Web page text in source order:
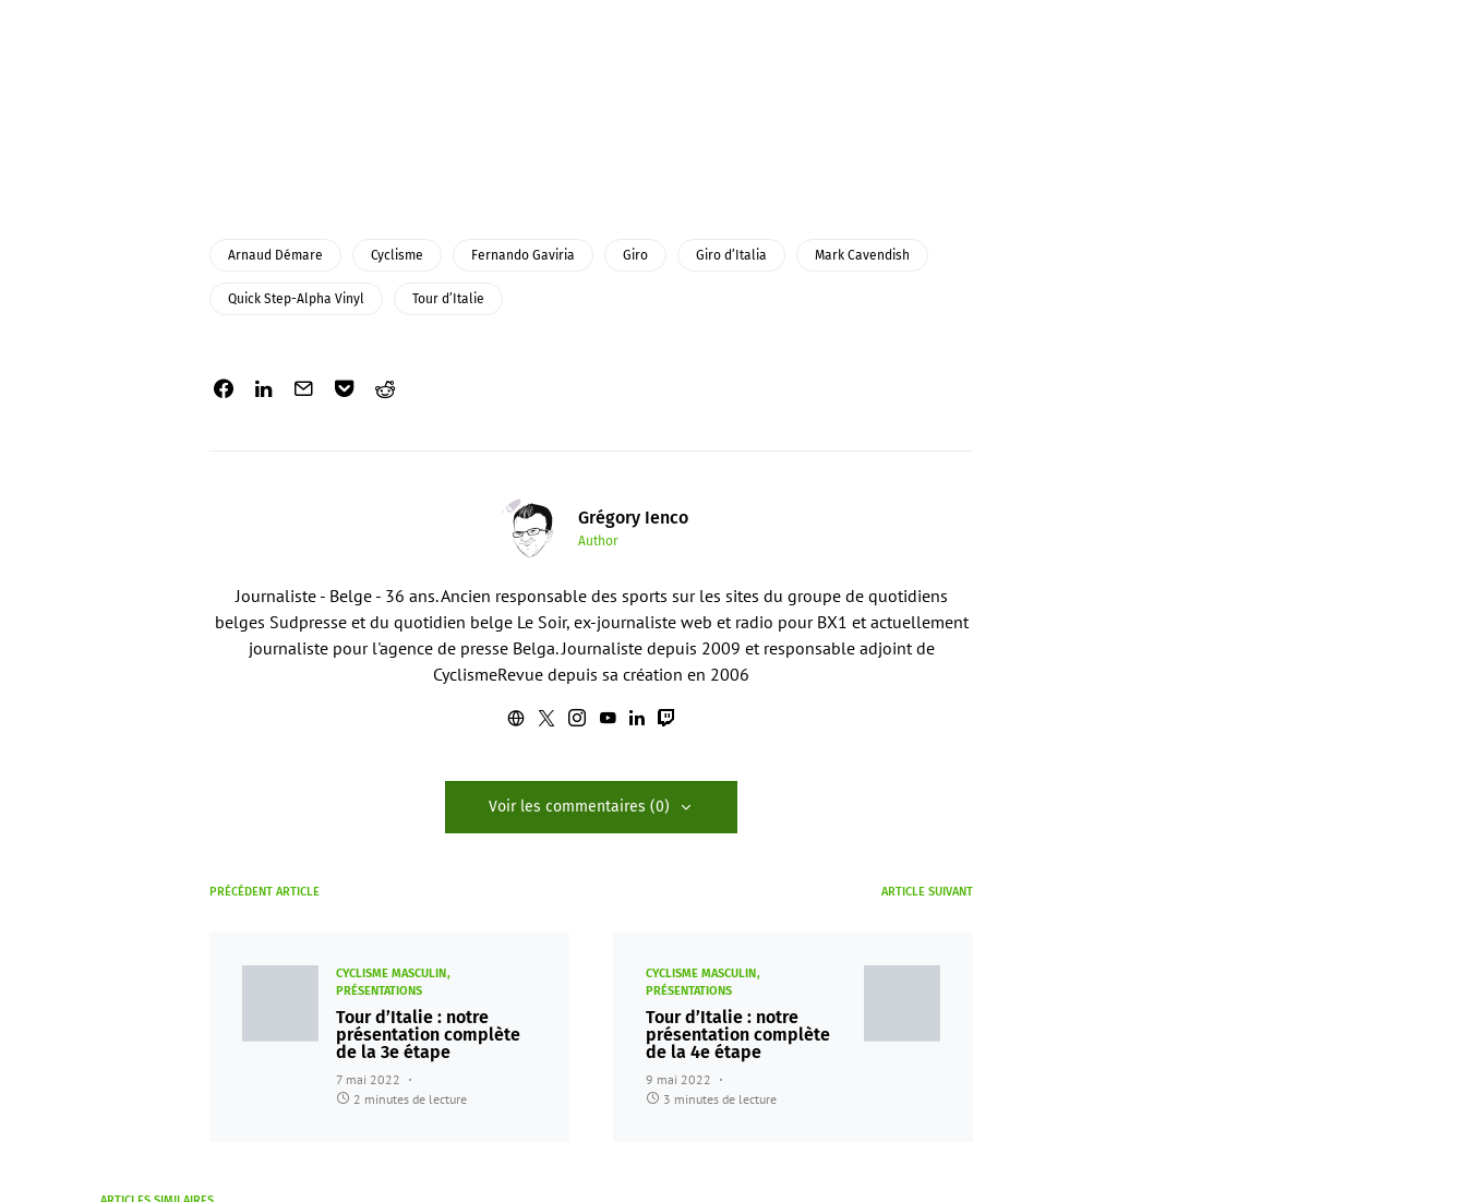
Arnaud Démare Cyclisme Fernando Gaviria Giro Giro d’Italia Mark Cavendish
Quick Step-Alpha Vinyl Tour d’Italie
Grégory Ienco
Author
Journaliste - Belge - 36 ans. Ancien responsable des sports sur les sites du groupe de quotidiens
belges Sudpresse et du quotidien belge Le Soir, ex-journaliste web et radio pour BX1 et actuellement
journaliste pour l'agence de presse Belga. Journaliste depuis 2009 et responsable adjoint de
CyclismeRevue depuis sa création en 2006
Voir les commentaires (0)
PRÉCÉDENT ARTICLE
CYCLISME MASCULIN
PRÉSENTATIONS
Tour d’Italie : notre
présentation complète
de la 3e étape
7 mai 2022
2 minutes de lecture
ARTICLE SUIVANT
CYCLISME MASCULIN
PRÉSENTATIONS
Tour d’Italie : notre
présentation complète
de la 4e étape
9 mai 2022
3 minutes de lecture